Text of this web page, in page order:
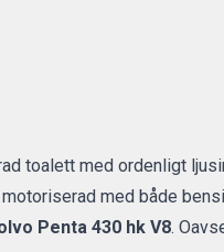
toalett med ordenligt
med både
Penta 430 hk V8.